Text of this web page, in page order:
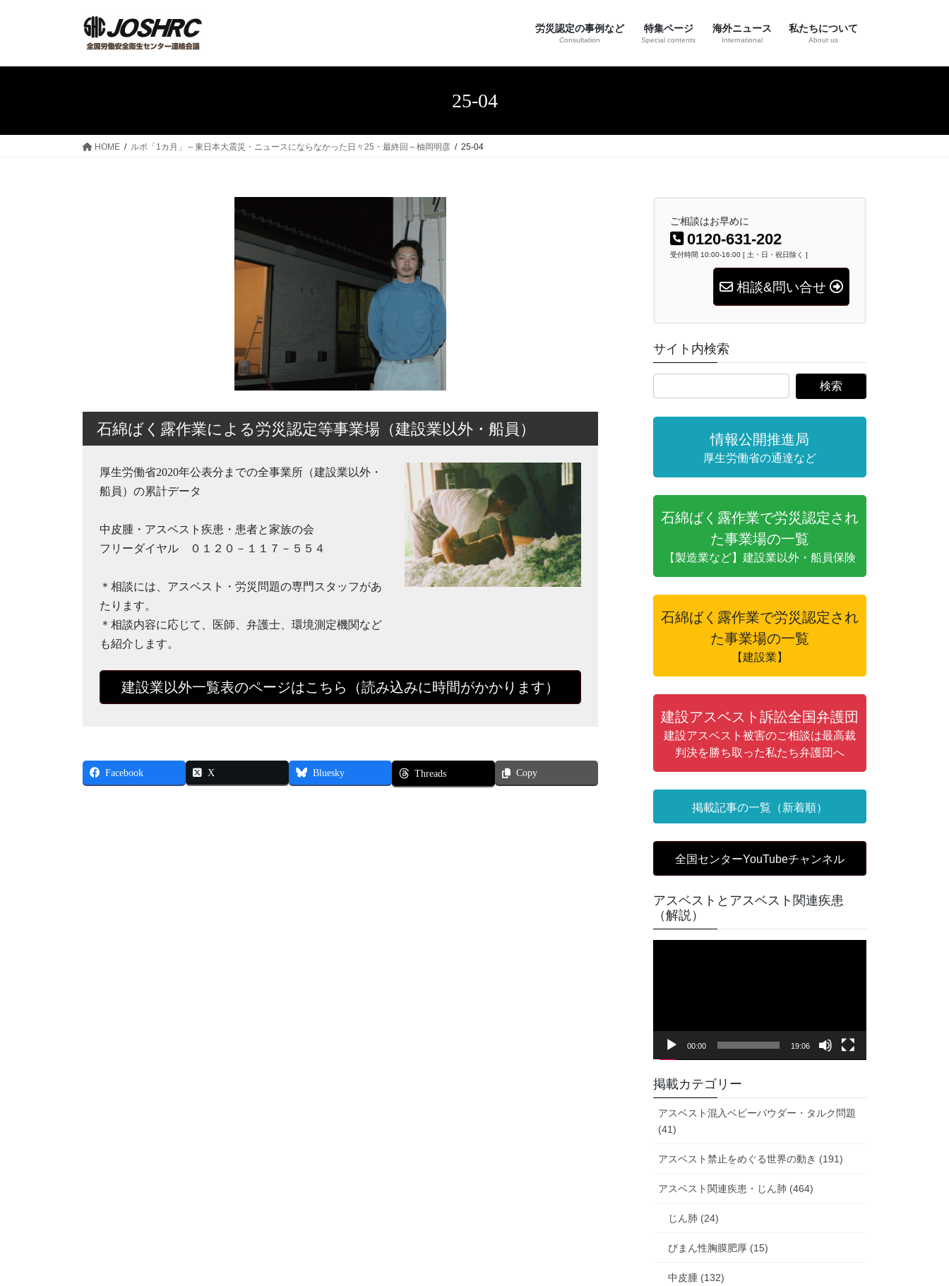
労災認定の事例など
Consultation
特集ページ
Special contents
海外ニュース
International
私たちについて
About us
25-04
HOME ルポ「1カ月」～東日本大震災・ニュースにならなかった日々25・最終回～柚岡明彦 25-04
石綿ばく露作業による労災認定等事業場（建設業以外・船員）
厚生労働省2020年公表分までの全事業所（建設業以外・
船員）の累計データ
中皮腫・アスベスト疾患・患者と家族の会
フリーダイヤル ０１２０－１１７－５５４
＊相談には、アスベスト・労災問題の専門スタッフがあ
たります。
＊相談内容に応じて、医師、弁護士、環境測定機関など
も紹介します。
建設業以外一覧表のページはこちら（読み込みに時間がかかります）
Facebook X Bluesky Threads Copy
ご相談はお早めに
0120-631-202
受付時間 10:00-16:00 [ 土・日・祝日除く ]
相談&問い合せ
サイト内検索
情報公開推進局
厚生労働省の通達など
石綿ばく露作業で労災認定され
た事業場の一覧
【製造業など】建設業以外・船員保険
石綿ばく露作業で労災認定され
た事業場の一覧
【建設業】
建設アスベスト訴訟全国弁護団
建設アスベスト被害のご相談は最高裁
判決を勝ち取った私たち弁護団へ
掲載記事の一覧（新着順）
全国センターYouTubeチャンネル
アスベストとアスベスト関連疾患
（解説）
ヤ
00:00 19:06
掲載カテゴリー
アスベスト混入ベビーパウダー・タルク問題
(41)
アスベスト禁止をめぐる世界の動き (191)
アスベスト関連疾患・じん肺 (464)
じん肺 (24)
びまん性胸膜肥厚 (15)
中皮腫 (132)